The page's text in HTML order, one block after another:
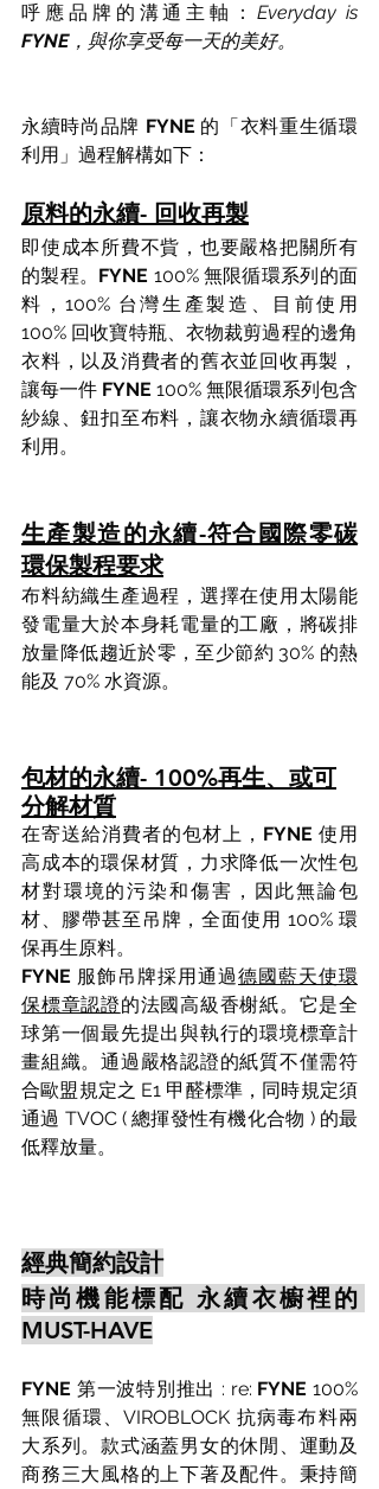
呼應品牌的溝通主軸：
FYNE，與你享受每一天的美好。
永續時尚品牌 FYNE 的「衣料重生循環
利用」過程解構如下：
原料的永續- 回收再製
即使成本所費不貲，也要嚴格把關所有
的製程。 FYNE 100% 無限循環系列的面
料，100% 台灣生產製造、目前使用
100% 回收寶特瓶、衣物裁剪過程的邊角
衣料，以及消費者的舊衣並回收再製，
讓每一件 FYNE 100% 無限循環系列包含
紗線、鈕扣至布料，讓衣物永續循環再
利用。
生產製造的永續-符合國際零碳
環保製程要求
布料紡織生產過程，選擇在使用太陽能
發電量大於本身耗電量的工廠，將碳排
放量降低趨近於零，至少節約 30% 的熱
能及 70% 水資源。
包材的永續- 100%再生、或可
分解材質
在寄送給消費者的包材上， FYNE 使用
高成本的環保材質，力求降低一次性包
材對環境的污染和傷害，因此無論包
材、膠帶甚至吊牌，全面使用 100% 環
保再生原料。
FYNE 服飾吊牌採用通過德國藍天使環
保標章認證的法國高級香榭紙。它是全
球第一個最先提出與執行的環境標章計
畫組織。通過嚴格認證的紙質不僅需符
合歐盟規定之 E1 甲醛標準，同時規定須
通過 TVOC ( 總揮發性有機化合物 ) 的最
低釋放量。
經典簡約設計
時尚機能標配 永續衣櫥裡的
MUST-HAVE
FYNE 第一波特別推出 : re: FYNE 100%
無限循環、VIROBLOCK 抗病毒布料兩
大系列。款式涵蓋男女的休閒、運動及
商務三大風格的上下著及配件。秉持簡